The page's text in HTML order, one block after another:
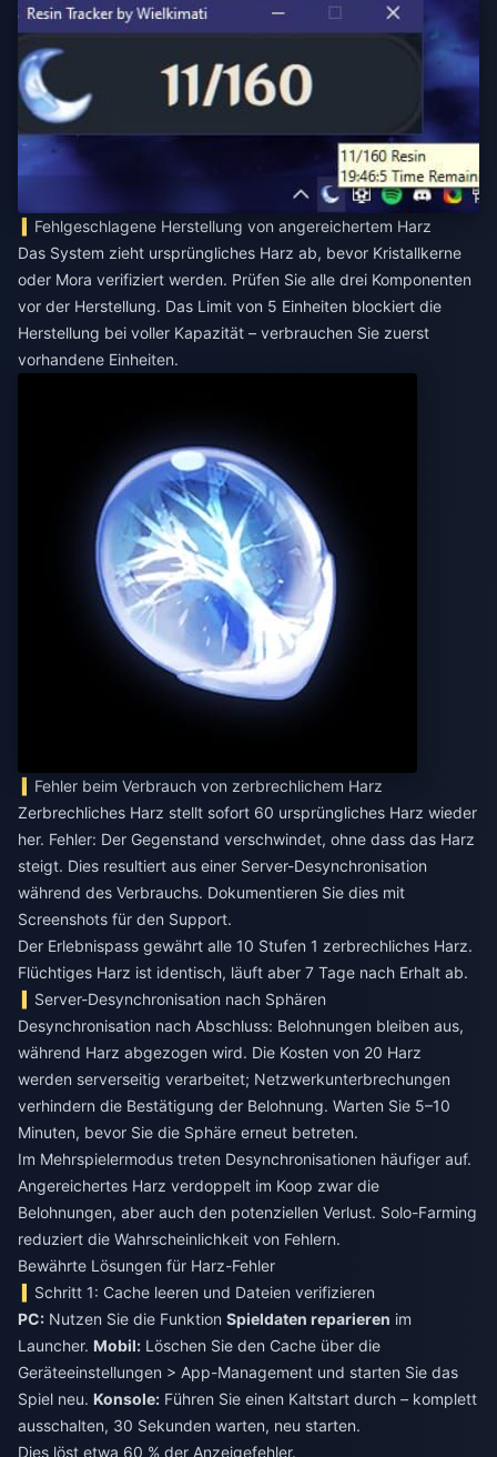
Fehlgeschlagene Herstellung von angereichertem Harz
Das System zieht ursprüngliches Harz ab, bevor Kristallkerne
oder Mora verifiziert werden. Prüfen Sie alle drei Komponenten
vor der Herstellung. Das Limit von 5 Einheiten blockiert die
Herstellung bei voller Kapazität – verbrauchen Sie zuerst
vorhandene Einheiten.
Fehler beim Verbrauch von zerbrechlichem Harz
Zerbrechliches Harz stellt sofort 60 ursprüngliches Harz wieder
her. Fehler: Der Gegenstand verschwindet, ohne dass das Harz
steigt. Dies resultiert aus einer Server-Desynchronisation
während des Verbrauchs. Dokumentieren Sie dies mit
Screenshots für den Support.
Der Erlebnispass gewährt alle 10 Stufen 1 zerbrechliches Harz.
Flüchtiges Harz ist identisch, läuft aber 7 Tage nach Erhalt ab.
Server-Desynchronisation nach Sphären
Desynchronisation nach Abschluss: Belohnungen bleiben aus,
während Harz abgezogen wird. Die Kosten von 20 Harz
werden serverseitig verarbeitet; Netzwerkunterbrechungen
verhindern die Bestätigung der Belohnung. Warten Sie 5–10
Minuten, bevor Sie die Sphäre erneut betreten.
Im Mehrspielermodus treten Desynchronisationen häufiger auf.
Angereichertes Harz verdoppelt im Koop zwar die
Belohnungen, aber auch den potenziellen Verlust. Solo-Farming
reduziert die Wahrscheinlichkeit von Fehlern.
Bewährte Lösungen für Harz-Fehler
Schritt 1: Cache leeren und Dateien verifizieren
PC: Nutzen Sie die Funktion Spieldaten reparieren im
Launcher. Mobil: Löschen Sie den Cache über die
Geräteeinstellungen > App-Management und starten Sie das
Spiel neu. Konsole: Führen Sie einen Kaltstart durch – komplett
ausschalten, 30 Sekunden warten, neu starten.
Dies löst etwa 60 % der Anzeigefehler.